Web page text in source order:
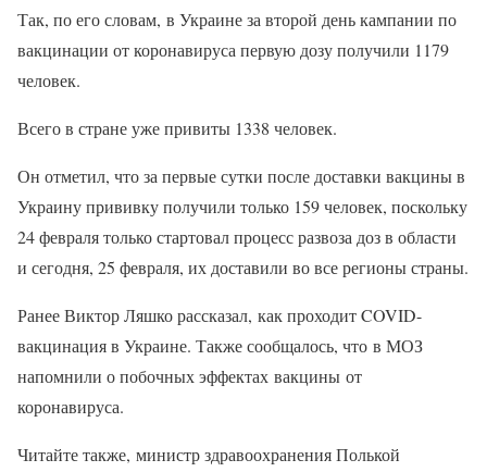
Так, по его словам, в Украине за второй день кампании по
вакцинации от коронавируса первую дозу получили 1179
человек.
Всего в стране уже привиты 1338 человек.
Он отметил, что за первые сутки после доставки вакцины в
Украину прививку получили только 159 человек, поскольку
24 февраля только стартовал процесс развоза доз в области
и сегодня, 25 февраля, их доставили во все регионы страны.
Ранее Виктор Ляшко рассказал, как проходит COVID-
вакцинация в Украине. Также сообщалось, что в МОЗ
напомнили о побочных эффектах вакцины от
коронавируса.
Читайте также, министр здравоохранения Полькой